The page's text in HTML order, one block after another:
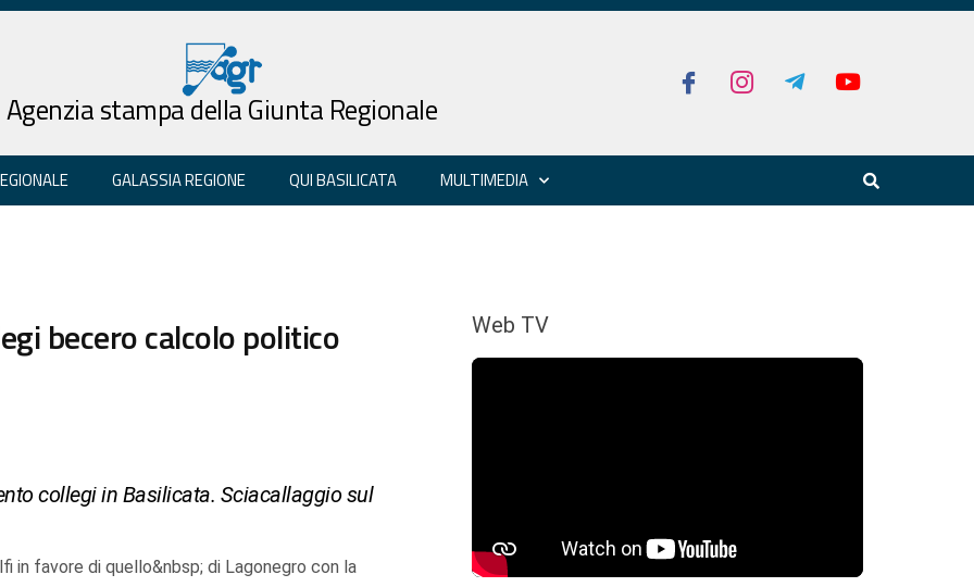
Agenzia stampa della Giunta Regionale
GALASSIA REGIONE QUI BASILICATA MULTIMEDIA
becero calcolo politico
collegi in Basilicata. Sciacallaggio sul
in favore di quello&nbsp; di Lagonegro con la
Web TV